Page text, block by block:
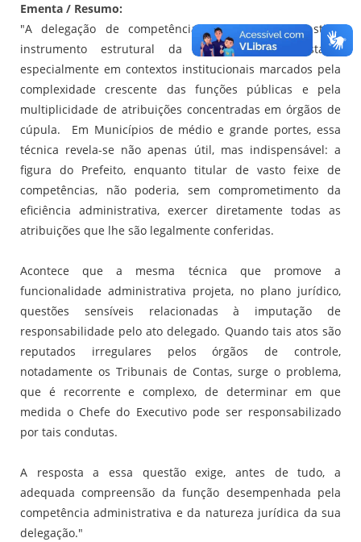
Ementa / Resumo:
"A delegação de competência administrativa constitui
instrumento estrutural da organização do Estado,
especialmente em contextos institucionais marcados pela
complexidade crescente das funções públicas e pela
multiplicidade de atribuições concentradas em órgãos de
cúpula. Em Municípios de médio e grande portes, essa
técnica revela-se não apenas útil, mas indispensável: a
figura do Prefeito, enquanto titular de vasto feixe de
competências, não poderia, sem comprometimento da
eficiência administrativa, exercer diretamente todas as
atribuições que lhe são legalmente conferidas.
Acontece que a mesma técnica que promove a
funcionalidade administrativa projeta, no plano jurídico,
questões sensíveis relacionadas à imputação de
responsabilidade pelo ato delegado. Quando tais atos são
reputados irregulares pelos órgãos de controle,
notadamente os Tribunais de Contas, surge o problema,
que é recorrente e complexo, de determinar em que
medida o Chefe do Executivo pode ser responsabilizado
por tais condutas.
A resposta a essa questão exige, antes de tudo, a
adequada compreensão da função desempenhada pela
competência administrativa e da natureza jurídica da sua
delegação."